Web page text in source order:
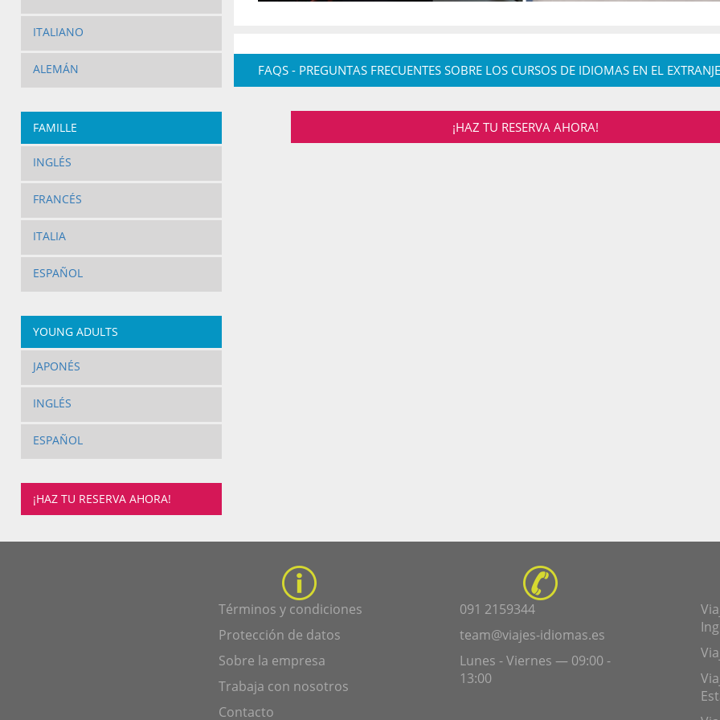
ITALIANO
ALEMÁN
FAMILLE
INGLÉS
FRANCÉS
ITALIA
ESPAÑOL
YOUNG ADULTS
JAPONÉS
INGLÉS
ESPAÑOL
¡HAZ TU RESERVA AHORA!
FAQS - PREGUNTAS FRECUENTES SOBRE LOS CURSOS DE IDIOMAS EN EL
¡HAZ TU RESERVA AHORA!
Términos y condiciones
Protección de datos
Sobre la empresa
Trabaja con nosotros
Contacto
091 2159344
team@viajes-idiomas.es
Lunes - Viernes — 09:00 -
13:00